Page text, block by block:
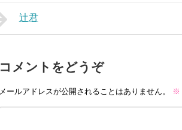
辻君
コメントをどうぞ
メールアドレスが公開されることはありません。 ※